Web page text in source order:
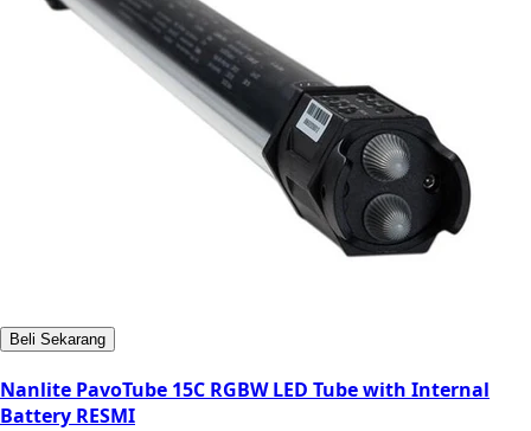
Beli Sekarang
Nanlite PavoTube 15C RGBW LED Tube with Internal
Battery RESMI